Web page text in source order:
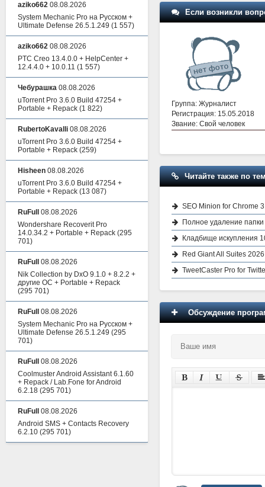
Если возникли
Группа: Журналист
Регистрация: 15.05.2018
Звание: Свой человек
Читайте также по
SEO Minion for Chrome
Полное удаление
Кладбище искупления
Red Giant All Suites
TweetCaster Pro for
Обсуждение
aziko662 08.08.2026
System Mechanic Pro на Русском +
Ultimate Defense 26.5.1.249 (1 557)
aziko662 08.08.2026
PTC Creo 13.4.0.0 + HelpCenter +
12.4.4.0 + 10.0.11 (1 557)
Чебурашка 08.08.2026
uTorrent Pro 3.6.0 Build 47254 +
Portable + Repack (1 822)
RubertoKavalli 08.08.2026
uTorrent Pro 3.6.0 Build 47254 +
Portable + Repack (259)
Hisheen 08.08.2026
uTorrent Pro 3.6.0 Build 47254 +
Portable + Repack (13 087)
RuFull
08.08.2026
Wondershare Recoverit Pro
14.0.34.2 + Portable + Repack (295
701)
RuFull
08.08.2026
Nik Collection by DxO 9.1.0 + 8.2.2 +
другие ОС + Portable + Repack
(295 701)
RuFull
08.08.2026
System Mechanic Pro на Русском +
Ultimate Defense 26.5.1.249 (295
701)
RuFull
08.08.2026
Coolmuster Android Assistant 6.1.60
+ Repack / Lab.Fone for Android
6.2.18 (295 701)
RuFull
08.08.2026
Android SMS + Contacts Recovery
6.2.10 (295 701)